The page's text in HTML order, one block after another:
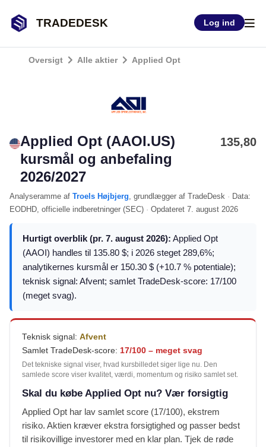
TRADEDESK Log ind
Oversigt Alle aktier Applied Opt
Applied Opt (AAOI.US)
kursmål og anbefaling
2026/2027
135,80
Analyseramme af Troels Højbjerg, grundlægger af TradeDesk · Data:
EODHD, officielle indberetninger (SEC) · Opdateret 7. august 2026
Hurtigt overblik (pr. 7. august 2026): Applied Opt
(AAOI) handles til 135.80 $; i 2026 steget 289,6%;
analytikernes kursmål er 150.30 $ (+10.7 % potentiale);
teknisk signal: Afvent; samlet TradeDesk-score: 17/100
(meget svag).
Teknisk signal: Afvent
Samlet TradeDesk-score: 17/100 – meget svag
Det tekniske signal viser, hvad kursbilledet siger lige nu. Den
samlede score viser kvalitet, værdi, momentum og risiko samlet set.
Skal du købe Applied Opt nu? Vær forsigtig
Applied Opt har lav samlet score (17/100), ekstrem
risiko. Aktien kræver ekstra forsigtighed og passer bedst
til risikovillige investorer med en klar plan. Tjek de røde